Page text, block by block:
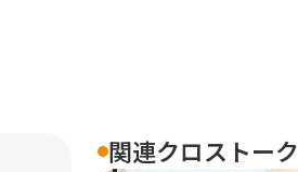
関連クロストーク